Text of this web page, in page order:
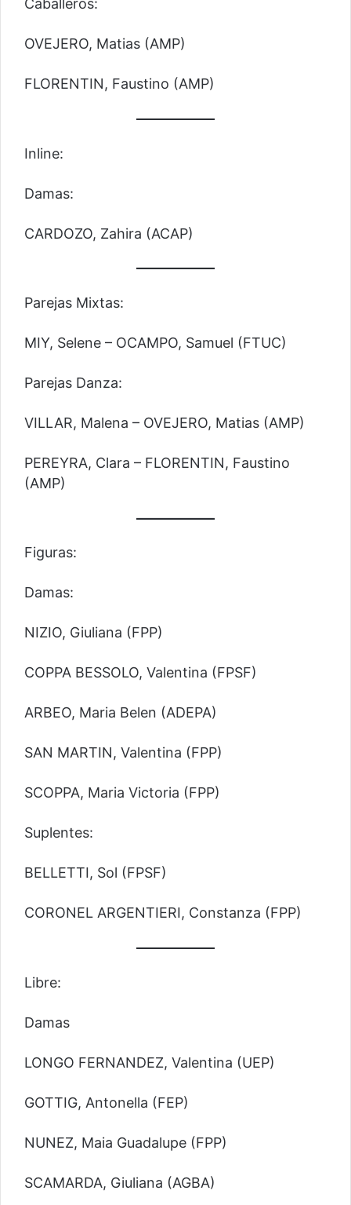
Caballeros:
OVEJERO, Matias (AMP)
FLORENTIN, Faustino (AMP)
Inline:
Damas:
CARDOZO, Zahira (ACAP)
Parejas Mixtas:
MIY, Selene – OCAMPO, Samuel (FTUC)
Parejas Danza:
VILLAR, Malena – OVEJERO, Matias (AMP)
PEREYRA, Clara – FLORENTIN, Faustino
(AMP)
Figuras:
Damas:
NIZIO, Giuliana (FPP)
COPPA BESSOLO, Valentina (FPSF)
ARBEO, Maria Belen (ADEPA)
SAN MARTIN, Valentina (FPP)
SCOPPA, Maria Victoria (FPP)
Suplentes:
BELLETTI, Sol (FPSF)
CORONEL ARGENTIERI, Constanza (FPP)
Libre:
Damas
LONGO FERNANDEZ, Valentina (UEP)
GOTTIG, Antonella (FEP)
NUNEZ, Maia Guadalupe (FPP)
SCAMARDA, Giuliana (AGBA)